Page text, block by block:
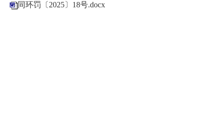
同环罚〔2025〕18号.docx